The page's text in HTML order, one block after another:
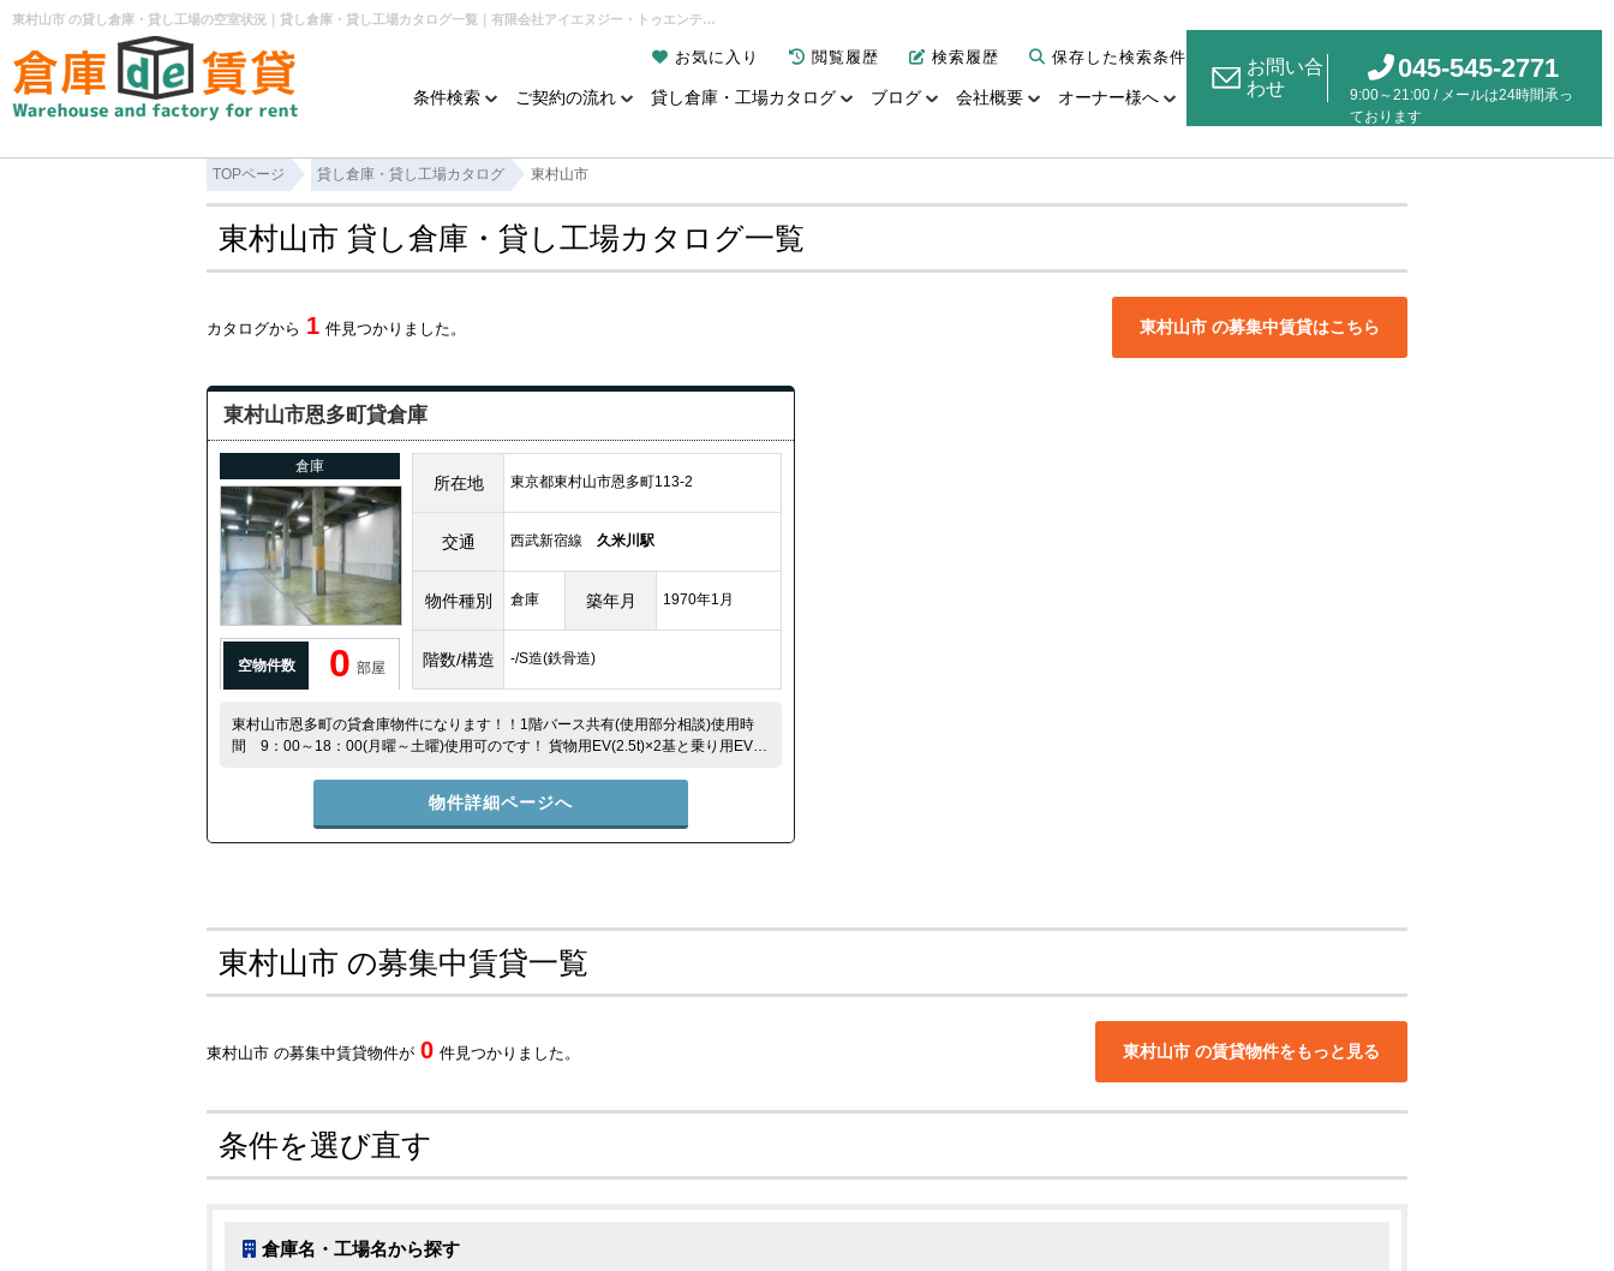
東村山市 の貸し倉庫・貸し工場の空室状況｜貸し倉庫・貸し工場カタログ一覧｜有限会社アイエヌジー・トゥエンティーワン
お気に入り 閲覧履歴 検索履歴 保存した検索条件
条件検索 ご契約の流れ 貸し倉庫・工場カタログ ブログ 会社概要 オーナー様へ
お問い合
わせ
045-545-2771
9:00～21:00 / メールは24時間承っ
ております
TOPページ 貸し倉庫・貸し工場カタログ 東村山市
東村山市 貸し倉庫・貸し工場カタログ一覧
カタログから 1 件見つかりました。 東村山市 の募集中賃貸はこちら
東村山市恩多町貸倉庫
倉庫
空物件数 0 部屋
所在地 東京都東村山市恩多町113-2
交通 西武新宿線 久米川駅
物件種別 倉庫 築年月 1970年1月
階数/構造 -/S造(鉄骨造)
東村山市恩多町の貸倉庫物件になります！！1階バース共有(使用部分相談)使用時
間 9：00～18：00(月曜～土曜)使用可のです！ 貨物用EV(2.5t)×2基と乗り用EV×1
物件詳細ページへ
東村山市 の募集中賃貸一覧
東村山市 の募集中賃貸物件が 0 件見つかりました。 東村山市 の賃貸物件をもっと見る
条件を選び直す
倉庫名・工場名から探す